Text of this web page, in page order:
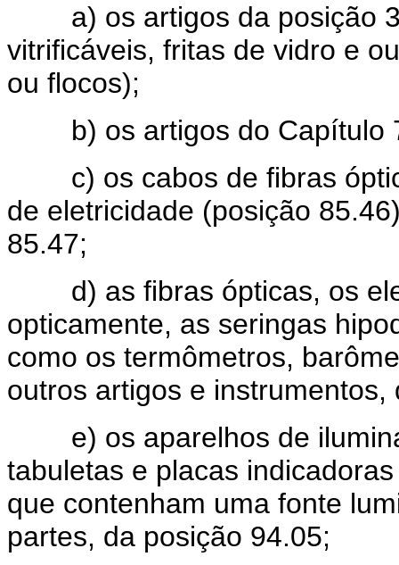
a) os artigos da posição
vitrificáveis, fritas de vidro e
ou flocos);
b) os artigos do Capítulo
c) os cabos de fibras
de eletricidade (posição
85.47;
d) as fibras ópticas, os
opticamente, as seringas
como os termômetros,
outros artigos e instrumentos,
e) os aparelhos de
tabuletas e placas
que contenham uma fonte
partes, da posição 94.05;